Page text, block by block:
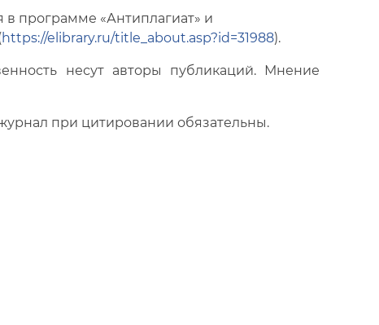
программе «Антиплагиат» и
https://elibrary.ru/title_about.asp?id=31988).
несут авторы публикаций. Мнение
при цитировании обязательны.